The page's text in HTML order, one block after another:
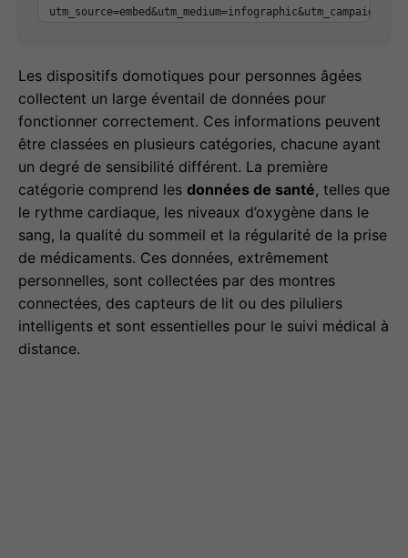
Les dispositifs domotiques pour personnes âgées
collectent un large éventail de données pour
fonctionner correctement. Ces informations peuvent
être classées en plusieurs catégories, chacune ayant
un degré de sensibilité différent. La première
catégorie comprend les données de santé, telles que
le rythme cardiaque, les niveaux d’oxygène dans le
sang, la qualité du sommeil et la régularité de la prise
de médicaments. Ces données, extrêmement
personnelles, sont collectées par des montres
connectées, des capteurs de lit ou des piluliers
intelligents et sont essentielles pour le suivi médical à
distance.